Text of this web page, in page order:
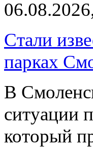
Стали
парках
В
ситуации
который